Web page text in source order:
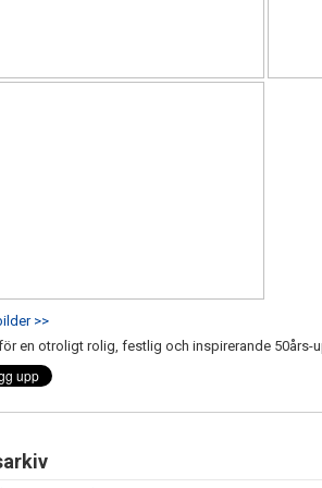
>>
en otroligt rolig, festlig och inspirerande 50års-